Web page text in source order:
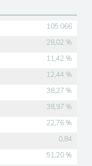
105 066
28,02 %
11,42 %
12,44 %
38,27 %
38,97 %
22,76 %
0,84
51,20 %